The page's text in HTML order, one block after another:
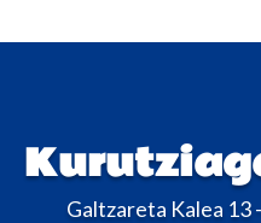
Galtzareta Kalea 13